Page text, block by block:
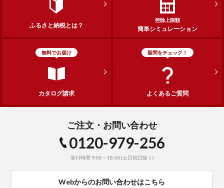
ふるさと納税とは？
控除上限額
簡単シミュレーション
無料でお届け
カタログ請求
疑問をチェック！
よくあるご質問
ご注文・お問い合わせ
0120-979-256
受付時間 9:00～18:00(土日祝日除く)
Webからのお問い合わせはこちら